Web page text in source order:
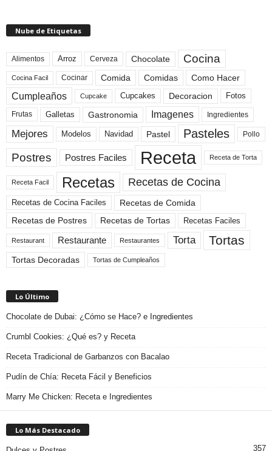
Nube de Etiquetas
Alimentos Arroz Cerveza Chocolate Cocina
Cocina Facil Cocinar Comida Comidas Como Hacer
Cumpleaños Cupcake Cupcakes Decoracion Fotos
Frutas Galletas Gastronomia Imagenes Ingredientes
Mejores Modelos Navidad Pastel Pasteles Pollo
Postres Postres Faciles Receta Receta de Torta
Receta Facil Recetas Recetas de Cocina
Recetas de Cocina Faciles
Recetas de Comida
Recetas de Postres
Recetas de Tortas Recetas Faciles
Restaurant Restaurante Restaurantes Torta Tortas
Tortas Decoradas Tortas de Cumpleaños
Lo Último
Chocolate de Dubai: ¿Cómo se Hace? e Ingredientes
Crumbl Cookies: ¿Qué es? y Receta
Receta Tradicional de Garbanzos con Bacalao
Pudín de Chía: Receta Fácil y Beneficios
Marry Me Chicken: Receta e Ingredientes
Lo Más Destacado
357